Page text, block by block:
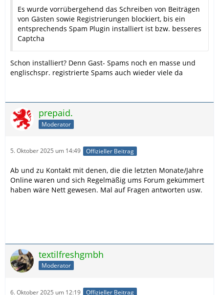
Es wurde vorrübergehend das Schreiben von Beiträgen
von Gästen sowie Registrierungen blockiert, bis ein
entsprechends Spam Plugin installiert ist bzw. besseres
Captcha
Schon installiert? Denn Gast- Spams noch en masse und
englischspr. registrierte Spams auch wieder viele da
prepaid.
Moderator
5. Oktober 2025 um 14:49 Offizieller Beitrag
Ab und zu Kontakt mit denen, die die letzten Monate/Jahre
Online waren und sich Regelmäßig ums Forum gekümmert
haben wäre Nett gewesen. Mal auf Fragen antworten usw.
textilfreshgmbh
Moderator
6. Oktober 2025 um 12:19 Offizieller Beitrag